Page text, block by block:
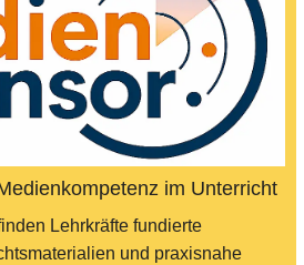
im Unterricht
Lehrkräfte fundierte
und praxisnahe